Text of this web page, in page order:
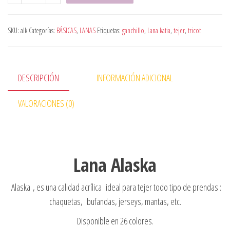
SKU: alk Categorías: BÁSICAS, LANAS Etiquetas: ganchillo, Lana katia, tejer, tricot
DESCRIPCIÓN INFORMACIÓN ADICIONAL
VALORACIONES (0)
Lana Alaska
Alaska , es una calidad acrílica ideal para tejer todo tipo de prendas :
chaquetas, bufandas, jerseys, mantas, etc.
Disponible en 26 colores.